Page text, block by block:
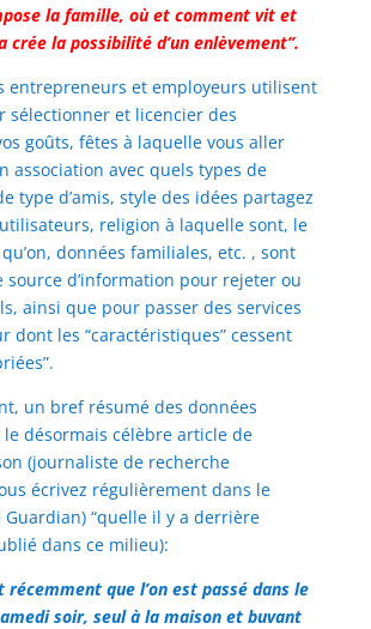
la famille, où et comment vit et
crée la possibilité d’un enlèvement”.
entrepreneurs et employeurs utilisent
sélectionner et licencier des
goûts, fêtes à laquelle vous aller
association avec quels types de
type d’amis, style des idées partagez
utilisateurs, religion à laquelle sont, le
données familiales, etc. , sont
source d’information pour rejeter ou
ainsi que pour passer des services
dont les “caractéristiques” cessent
un bref résumé des données
le désormais célèbre article de
(journaliste de recherche
écrivez régulièrement dans le
“quelle il y a derrière
dans ce milieu):
récemment que l’on est passé dans le
soir, seul à la maison et buvant